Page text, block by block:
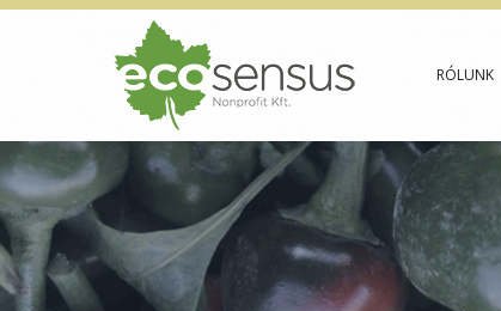
RÓLUNK